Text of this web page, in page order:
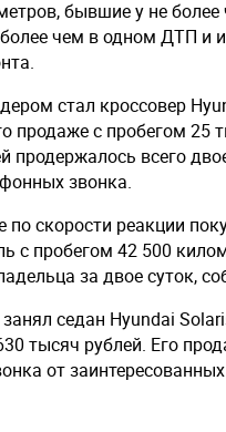
бывшие у не
чем в одном ДТП и
стал кроссовер
продаже с пробегом 25
продержалось всего
звонка.
скорости реакции
с пробегом 42 500
за двое суток,
седан Hyundai
тысяч рублей. Его
от